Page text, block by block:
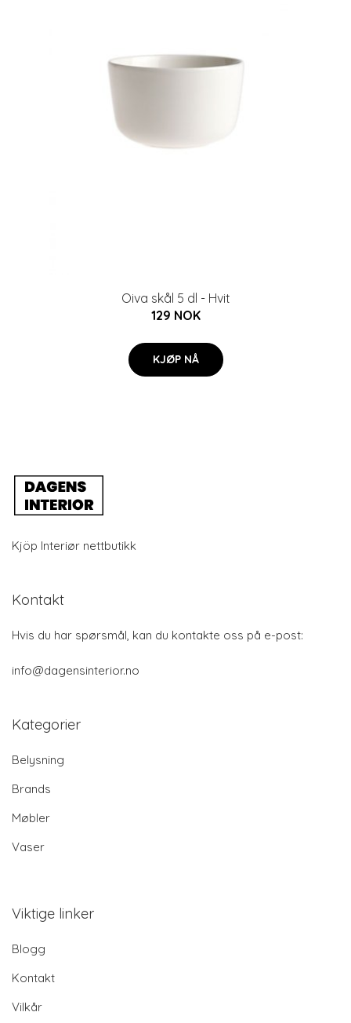
Oiva skål 5 dl - Hvit
129 NOK
KJØP NÅ
Kjöp Interiør nettbutikk
Kontakt
Hvis du har spørsmål, kan du kontakte oss på e-post:
info@dagensinterior.no
Kategorier
Belysning
Brands
Møbler
Vaser
Viktige linker
Blogg
Kontakt
Vilkår